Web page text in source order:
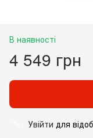
В наявності
4 549 грн
Увійти для